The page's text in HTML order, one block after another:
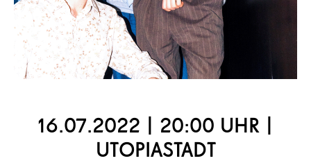
16.07.2022 | 20:00 UHR |
UTOPIASTADT